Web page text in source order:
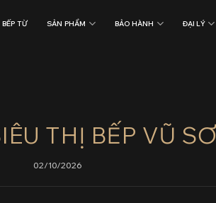
BẾP TỪ SẢN PHẨM BẢO HÀNH ĐẠI LÝ
THỊ BẾP VŨ
02/10/2026